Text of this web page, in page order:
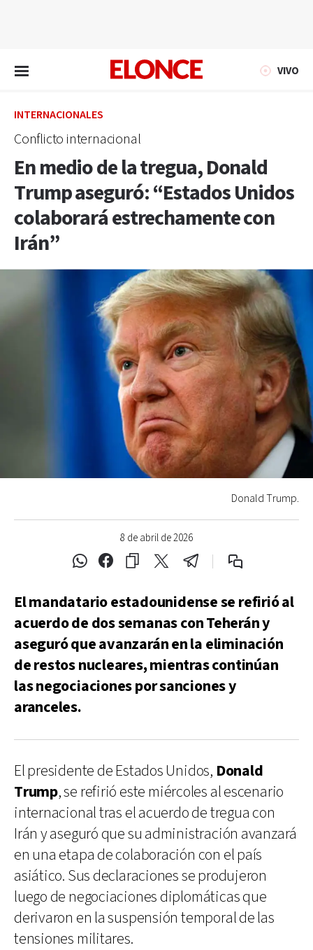
VIVO
INTERNACIONALES
Conflicto internacional
En medio de la tregua, Donald
Trump aseguró: “Estados Unidos
colaborará estrechamente con
Irán”
8 de abril de 2026
Donald Trump.
El mandatario estadounidense se refirió al
acuerdo de dos semanas con Teherán y
aseguró que avanzarán en la eliminación
de restos nucleares, mientras continúan
las negociaciones por sanciones y
aranceles.
El presidente de Estados Unidos, Donald
Trump, se refirió este miércoles al escenario
internacional tras el acuerdo de tregua con
Irán y aseguró que su administración avanzará
en una etapa de colaboración con el país
asiático. Sus declaraciones se produjeron
luego de negociaciones diplomáticas que
derivaron en la suspensión temporal de las
tensiones militares.